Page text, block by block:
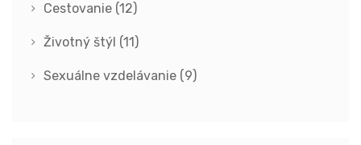
Cestovanie (12)
Životný štýl (11)
Sexuálne vzdelávanie (9)